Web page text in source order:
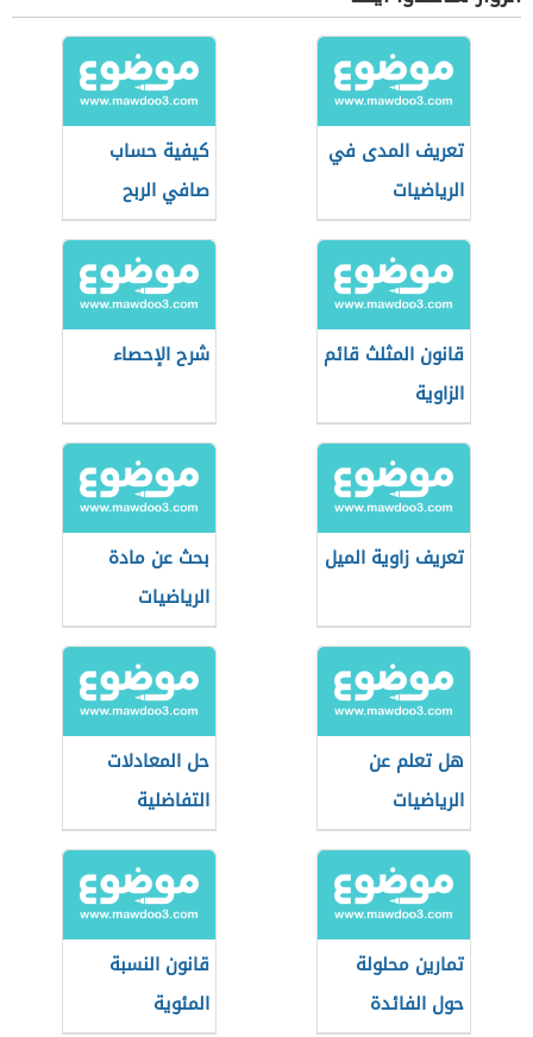
تعريف المدى في
الرياضيات
كيفية حساب
صافي الربح
قانون المثلث قائم
الزاوية
شرح الإحصاء
تعريف زاوية الميل
بحث عن مادة
الرياضيات
هل تعلم عن
الرياضيات
حل المعادلات
التفاضلية
تمارين محلولة
حول الفائدة
قانون النسبة
المئوية